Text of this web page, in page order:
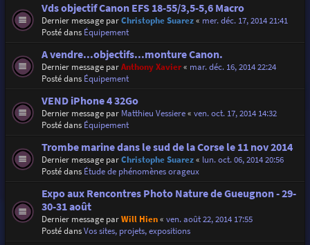
Vds objectif Canon EFS 18-55/3,5-5,6 Macro
Dernier message parChristophe Suarez« mer. déc. 17, 2014 21:41
Posté dans Équipement
A vendre...objectifs...monture Canon.
Dernier message parAnthony Xavier« mar. déc. 16, 2014 22:24
Posté dans Équipement
VEND iPhone 4 32Go
Dernier message par Matthieu Vessiere« ven. oct. 17, 2014 14:32
Posté dans Équipement
Trombe marine dans le sud de la Corse le 11 nov 2014
Dernier message parChristophe Suarez« lun. oct. 06, 2014 20:56
Posté dans Étude de phénomènes orageux
Expo aux Rencontres Photo Nature de Gueugnon - 29-
30-31 août
Dernier message parWill Hien« ven. août 22, 2014 17:55
Posté dansVos sites, projets, expositions